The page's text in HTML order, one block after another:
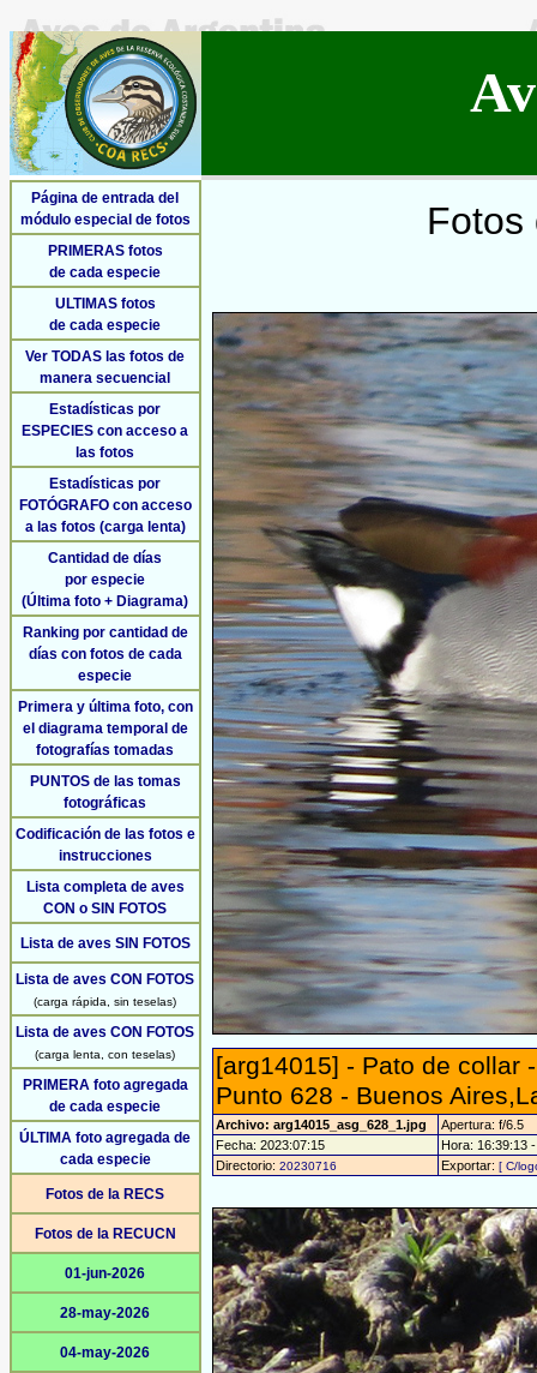
Página de entrada del
módulo especial de fotos
PRIMERAS fotos
de cada especie
ULTIMAS fotos
de cada especie
Ver TODAS las fotos de
manera secuencial
Estadísticas por
ESPECIES con acceso a
las fotos
Estadísticas por
FOTÓGRAFO con acceso
a las fotos (carga lenta)
Cantidad de días
por especie
(Última foto + Diagrama)
Ranking por cantidad de
días con fotos de cada
especie
Primera y última foto, con
el diagrama temporal de
fotografías tomadas
PUNTOS de las tomas
fotográficas
Codificación de las fotos e
instrucciones
Lista completa de aves
CON o SIN FOTOS
Lista de aves SIN FOTOS
Lista de aves CON FOTOS
(carga rápida, sin teselas)
Lista de aves CON FOTOS
(carga lenta, con teselas)
PRIMERA foto agregada
de cada especie
ÚLTIMA foto agregada de
cada especie
Fotos de la RECS
Fotos de la RECUCN
01-jun-2026
28-may-2026
04-may-2026
Fotos
[arg14015] - Pato de collar
Punto 628 - Buenos
Archivo: arg14015_asg_628_1.jpg
Apertura: f/6.5
Fecha: 2023:07:15
Hora: 16:39:13
Directorio: 20230716 Exportar: [ C/